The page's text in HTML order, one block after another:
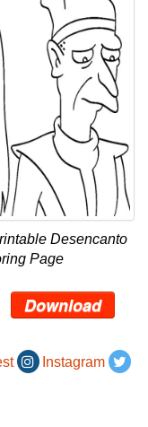
Desencanto
Page
Download
Instagram